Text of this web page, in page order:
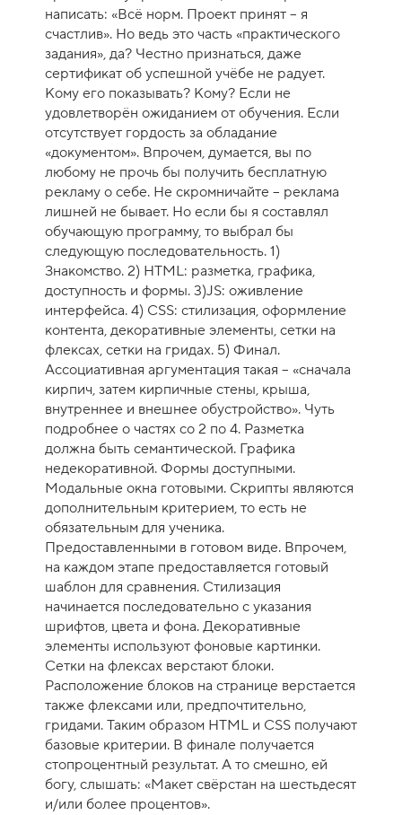
написать: «Всё норм. Проект принят – я
счастлив». Но ведь это часть «практического
задания», да? Честно признаться, даже
сертификат об успешной учёбе не радует.
Кому его показывать? Кому? Если не
удовлетворён ожиданием от обучения. Если
отсутствует гордость за обладание
«документом». Впрочем, думается, вы по
любому не прочь бы получить бесплатную
рекламу о себе. Не скромничайте – реклама
лишней не бывает. Но если бы я составлял
обучающую программу, то выбрал бы
следующую последовательность. 1)
Знакомство. 2) HTML: разметка, графика,
доступность и формы. 3)JS: оживление
интерфейса. 4) CSS: стилизация, оформление
контента, декоративные элементы, сетки на
флексах, сетки на гридах. 5) Финал.
Ассоциативная аргументация такая – «сначала
кирпич, затем кирпичные стены, крыша,
внутреннее и внешнее обустройство». Чуть
подробнее о частях со 2 по 4. Разметка
должна быть семантической. Графика
недекоративной. Формы доступными.
Модальные окна готовыми. Скрипты являются
дополнительным критерием, то есть не
обязательным для ученика.
Предоставленными в готовом виде. Впрочем,
на каждом этапе предоставляется готовый
шаблон для сравнения. Стилизация
начинается последовательно с указания
шрифтов, цвета и фона. Декоративные
элементы используют фоновые картинки.
Сетки на флексах верстают блоки.
Расположение блоков на странице верстается
также флексами или, предпочтительно,
гридами. Таким образом HTML и CSS получают
базовые критерии. В финале получается
стопроцентный результат. А то смешно, ей
богу, слышать: «Макет свёрстан на шестьдесят
и/или более процентов».